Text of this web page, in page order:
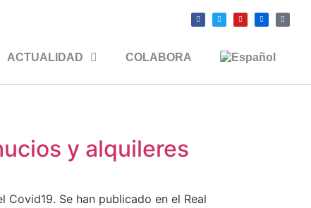
ACTUALIDAD COLABORA
y alquileres
Se han publicado en el Real